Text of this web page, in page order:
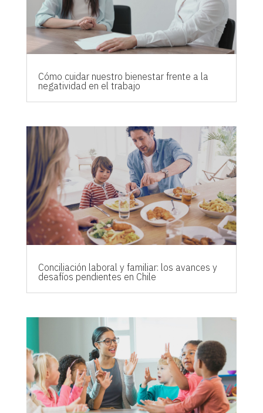
Cómo cuidar nuestro bienestar frente a la
negatividad en el trabajo
Conciliación laboral y familiar: los avances y
desafíos pendientes en Chile